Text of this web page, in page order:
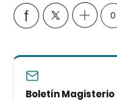
0
Boletín Magisterio